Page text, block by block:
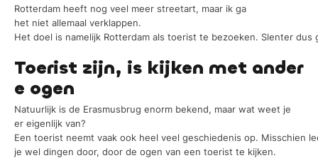
Rotterdam heeft nog veel meer streetart, maar ik ga
het niet allemaal verklappen.
Het doel is namelijk Rotterdam als toerist te bezoeken. Slenter
Toerist zijn, is kijken met ander
e ogen
Natuurlijk is de Erasmusbrug enorm bekend, maar wat weet je
er eigenlijk van?
Een toerist neemt vaak ook heel veel geschiedenis op. Misschien
je wel dingen door, door de ogen van een toerist te kijken.